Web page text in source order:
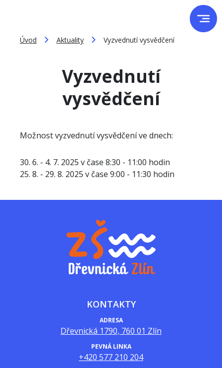
Úvod Aktuality Vyzvednutí vysvědčení
Vyzvednutí
vysvědčení
Možnost vyzvednutí vysvědčení ve dnech:
30. 6. - 4. 7. 2025 v čase 8:30 - 11:00 hodin
25. 8. - 29. 8. 2025 v čase 9:00 - 11:30 hodin
KONTAKTY
ADRESA
Dřevnická 1790, 760 01 Zlín
PEVNÁ LINKA
+420 577 210 204